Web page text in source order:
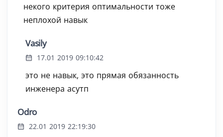
некого критерия оптимальности тоже
неплохой навык
Vasily
17.01 2019 09:10:42
это не навык, это прямая обязанность
инженера асутп
Odro
22.01 2019 22:19:30